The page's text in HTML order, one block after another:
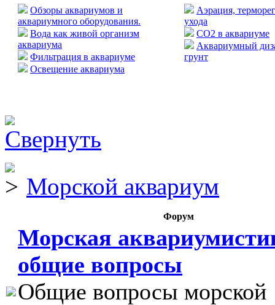
Обзоры аквариумов и
аквариумного оборудования.
Вода как живой организм
аквариума
Фильтрация в аквариуме
Освещение аквариума
Аэрация,
ухода
CO2 в аквариуме
Аквариумный
грунт
Морской аквариум
Форум
Морская
общие вопросы
Общие вопросы морской